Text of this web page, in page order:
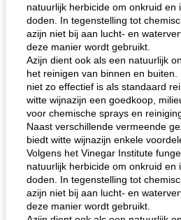
natuurlijk herbicide om onkruid en
doden. In tegenstelling tot
azijn niet bij aan lucht- en
deze manier wordt gebruikt.
Azijn dient ook als een natuurlijk
het reinigen van binnen en buiten.
niet zo effectief is als standaard
witte wijnazijn een goedkoop,
voor chemische sprays en
Naast verschillende vermeende
biedt witte wijnazijn enkele
Volgens het Vinegar Institute
natuurlijk herbicide om onkruid en
doden. In tegenstelling tot
azijn niet bij aan lucht- en
deze manier wordt gebruikt.